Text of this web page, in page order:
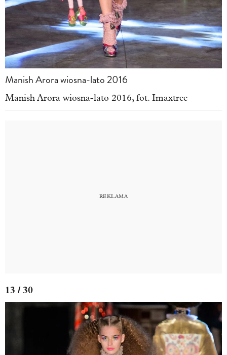
Manish Arora wiosna-lato 2016
Manish Arora wiosna-lato 2016, fot. Imaxtree
13 / 30